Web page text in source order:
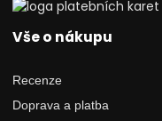
Vše o nákupu
Recenze
Doprava a platba